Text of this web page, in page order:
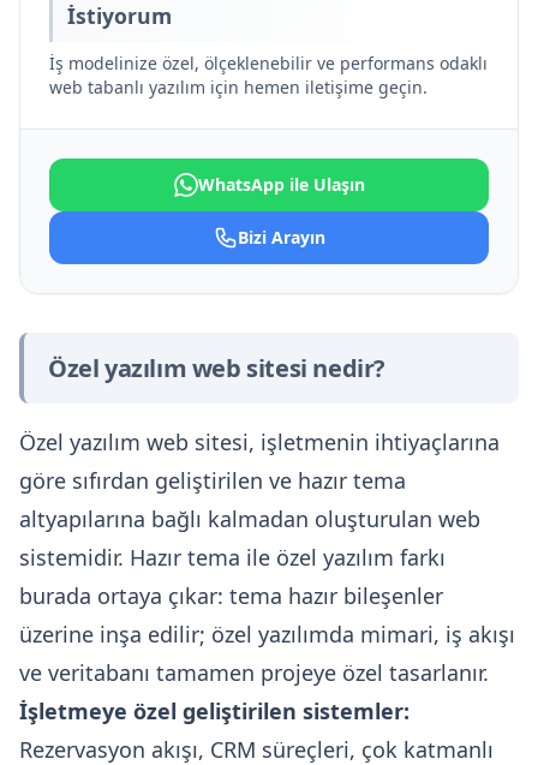
İstiyorum
İş modelinize özel, ölçeklenebilir ve performans odaklı
web tabanlı yazılım için hemen iletişime geçin.
WhatsApp ile Ulaşın
Bizi Arayın
Özel yazılım web sitesi nedir?
Özel yazılım web sitesi, işletmenin ihtiyaçlarına
göre sıfırdan geliştirilen ve hazır tema
altyapılarına bağlı kalmadan oluşturulan web
sistemidir. Hazır tema ile özel yazılım farkı
burada ortaya çıkar: tema hazır bileşenler
üzerine inşa edilir; özel yazılımda mimari, iş akışı
ve veritabanı tamamen projeye özel tasarlanır.
İşletmeye özel geliştirilen sistemler:
Rezervasyon akışı, CRM süreçleri, çok katmanlı